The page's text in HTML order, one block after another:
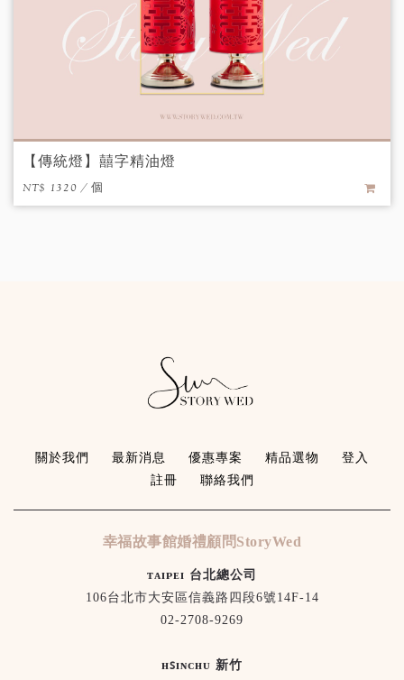
【傳統燈】囍字精油燈
NT$ 1320 / 個
關於我們 最新消息 優惠專案 精品選物
登入
註冊
聯絡我們
幸福故事館婚禮顧問StoryWed
ᴛᴀɪᴘᴇɪ 台北總公司
106台北市大安區信義路四段6號14F-14
02-2708-9269
ʜꜱɪɴᴄʜᴜ 新竹